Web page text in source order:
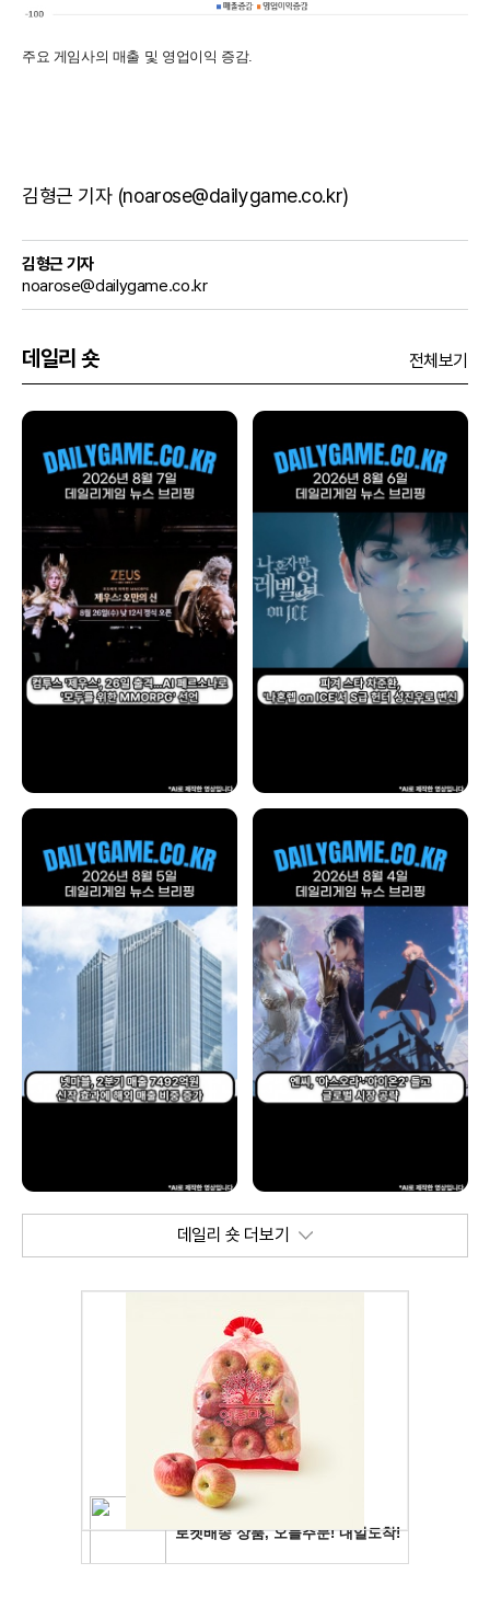
주요 게임사의 매출 및 영업이익 증감.
김형근 기자 (noarose@dailygame.co.kr)
김형근 기자
noarose@dailygame.co.kr
데일리 숏 전체보기
데일리 숏 더보기